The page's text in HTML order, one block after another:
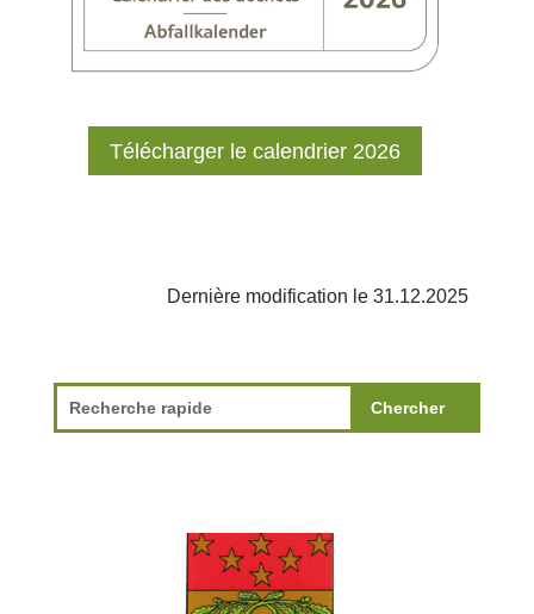
Télécharger le calendrier 2026
Dernière modification le 31.12.2025